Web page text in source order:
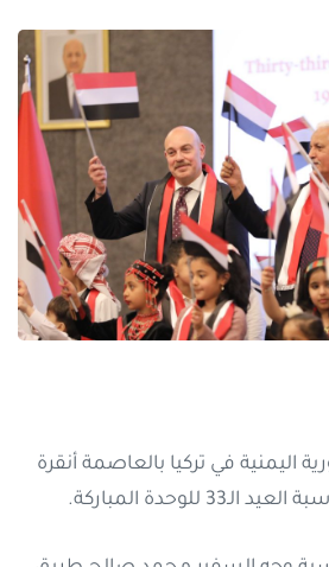
في تركيا بالعاصمة أنقرة
للوحدة المباركة.